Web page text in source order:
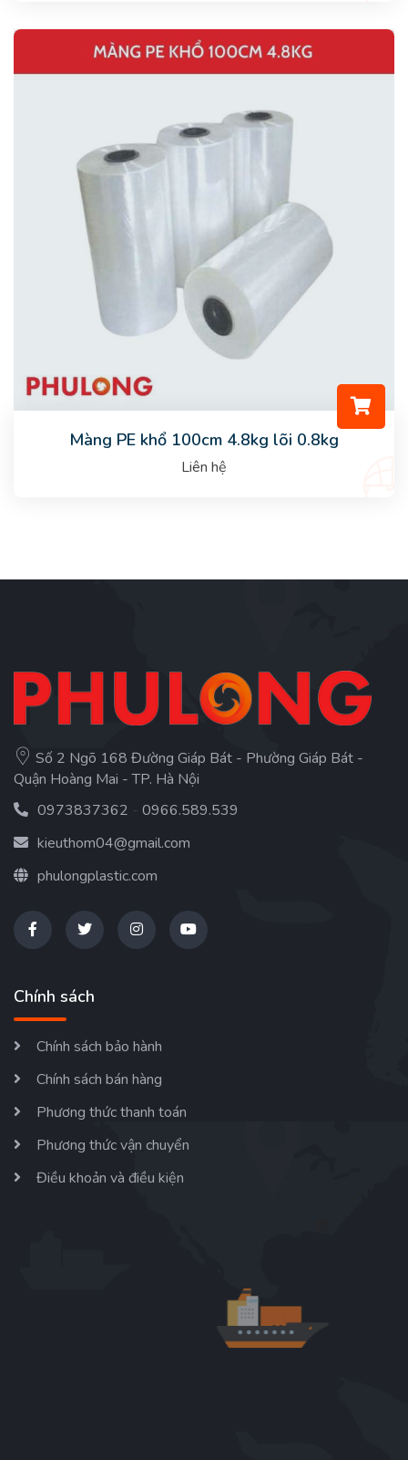
Màng PE khổ 100cm 4.8kg lõi 0.8kg
Liên hệ
Số 2 Ngõ 168 Đường Giáp Bát - Phường Giáp Bát -
Quận Hoàng Mai - TP. Hà Nội
0973837362 - 0966.589.539
kieuthom04@gmail.com
phulongplastic.com
Chính sách
Chính sách bảo hành
Chính sách bán hàng
Phương thức thanh toán
Phương thức vận chuyển
Điều khoản và điều kiện